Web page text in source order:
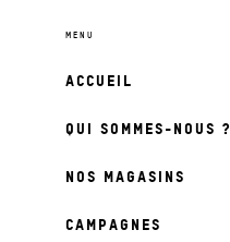
ACCUEIL
QUI SOMMES-NOUS ?
NOS MAGASINS
CAMPAGNES